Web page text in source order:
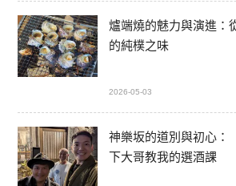
爐端燒的魅力與演進：
的純樸之味
2026-05-03
神樂坂的道別與初心：
下大哥教我的選酒課